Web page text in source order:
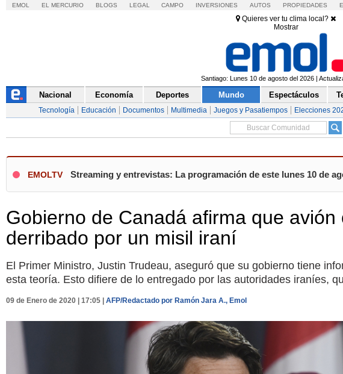
EMOL EL MERCURIO BLOGS LEGAL CAMPO INVERSIONES AUTOS PROPIEDADES
Quieres ver tu clima local?
Mostrar
Santiago: Lunes 10 de agosto del 2026 |
Nacional Economía Deportes Mundo Espectáculos
Tecnología Educación Documentos Multimedia Juegos y Pasatiempos Elecciones
EMOLTV Streaming y entrevistas: La programación de este lunes 10 de
Gobierno de Canadá afirma que
derribado por un misil iraní
El Primer Ministro, Justin Trudeau, aseguró que su gobierno tiene
esta teoría. Esto difiere de lo entregado por las autoridades iraníes,
09 de Enero de 2020 | 17:05 | AFP/Redactado por Ramón Jara A., Emol